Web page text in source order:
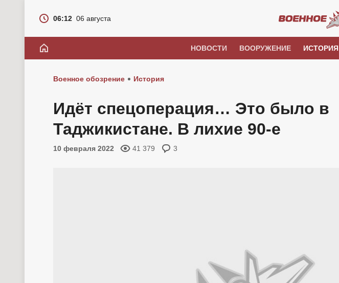
06:12 06 августа
НОВОСТИ ВООРУЖЕНИЕ ИСТОРИЯ
Военное обозрение История
Идёт спецоперация… Это было в
Таджикистане. В лихие 90-е
10 февраля 2022 41 379 3